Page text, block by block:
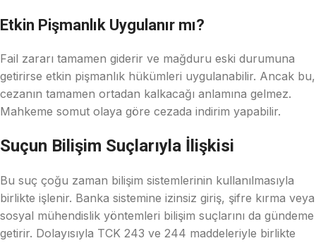
Etkin Pişmanlık Uygulanır mı?
Fail zararı tamamen giderir ve mağduru eski durumuna
getirirse etkin pişmanlık hükümleri uygulanabilir. Ancak bu,
cezanın tamamen ortadan kalkacağı anlamına gelmez.
Mahkeme somut olaya göre cezada indirim yapabilir.
Suçun Bilişim Suçlarıyla İlişkisi
Bu suç çoğu zaman bilişim sistemlerinin kullanılmasıyla
birlikte işlenir. Banka sistemine izinsiz giriş, şifre kırma veya
sosyal mühendislik yöntemleri bilişim suçlarını da gündeme
getirir. Dolayısıyla TCK 243 ve 244 maddeleriyle birlikte